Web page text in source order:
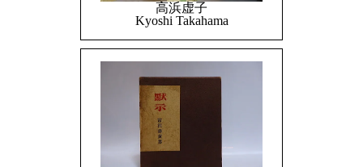
高浜虚子
Kyoshi Takahama